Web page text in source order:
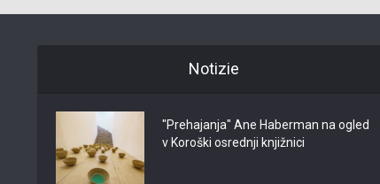
Notizie
"Prehajanja" Ane Haberman na ogled
v Koroški osrednji knjižnici